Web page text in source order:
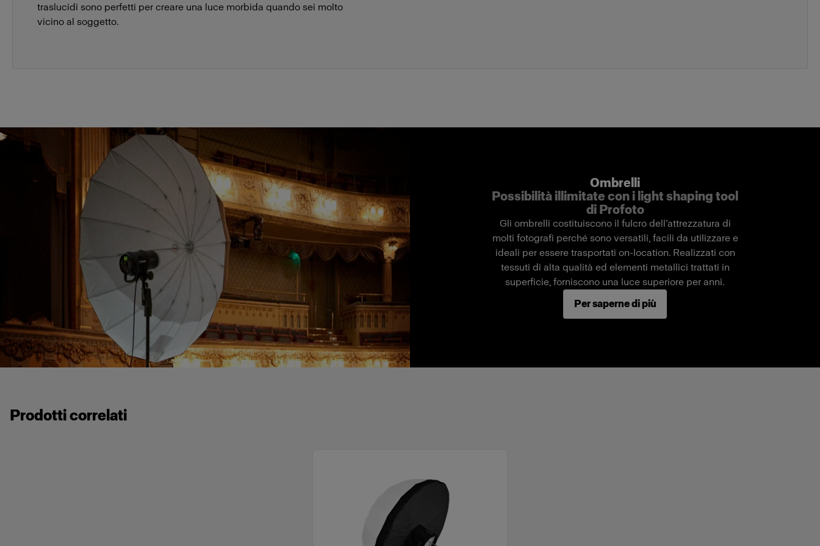
traslucidi sono perfetti per creare una luce morbida quando sei molto
vicino al soggetto.
Ombrelli
Possibilità illimitate con i light shaping tool
di Profoto
Gli ombrelli costituiscono il fulcro dell’attrezzatura di
molti fotografi perché sono versatili, facili da utilizzare e
ideali per essere trasportati on-location. Realizzati con
tessuti di alta qualità ed elementi metallici trattati in
superficie, forniscono una luce superiore per anni.
Per saperne di più
Prodotti correlati